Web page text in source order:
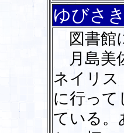
ゆび
図書館
月島美
ネイリス
に行って
ている。